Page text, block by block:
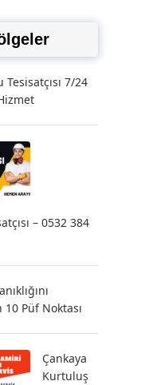
7/24
– 0532 384
Püf Noktası
Çankaya
Kurtuluş